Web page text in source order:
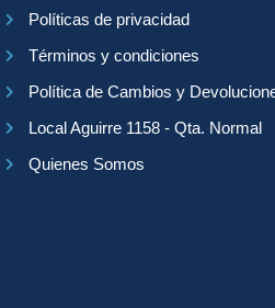
Políticas de privacidad
Términos y condiciones
Política de Cambios y
Local Aguirre 1158 - Qta. Normal
Quienes Somos